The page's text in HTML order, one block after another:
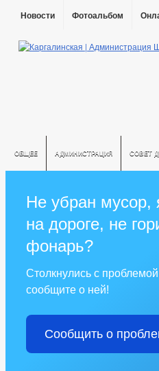
Новости Фотоальбом
ОБЩЕЕ АДМИНИСТРАЦИЯ СОВЕТ
Не убран мусор,
на дороге, не
фонарь?
Столкнулись с
сообщите о ней!
Сообщить о